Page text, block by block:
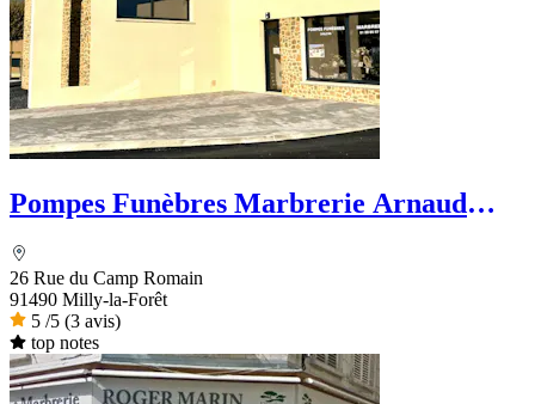
Pompes Funèbres Marbrerie Arnaud
26 Rue du Camp Romain
91490 Milly-la-Forêt
5 /5 (3 avis)
top notes